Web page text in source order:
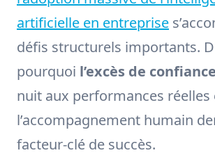
artificielle en entreprise
défis structurels importants.
pourquoi l’excès de
nuit aux performances
l’accompagnement humain
facteur-clé de succès.